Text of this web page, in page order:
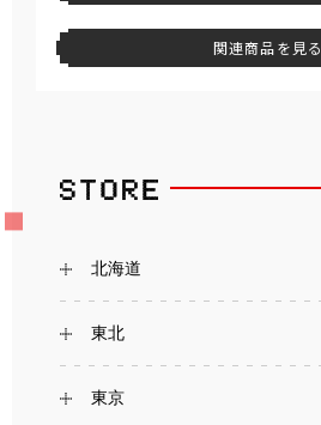
関連商品を見る
北海道
東北
東京